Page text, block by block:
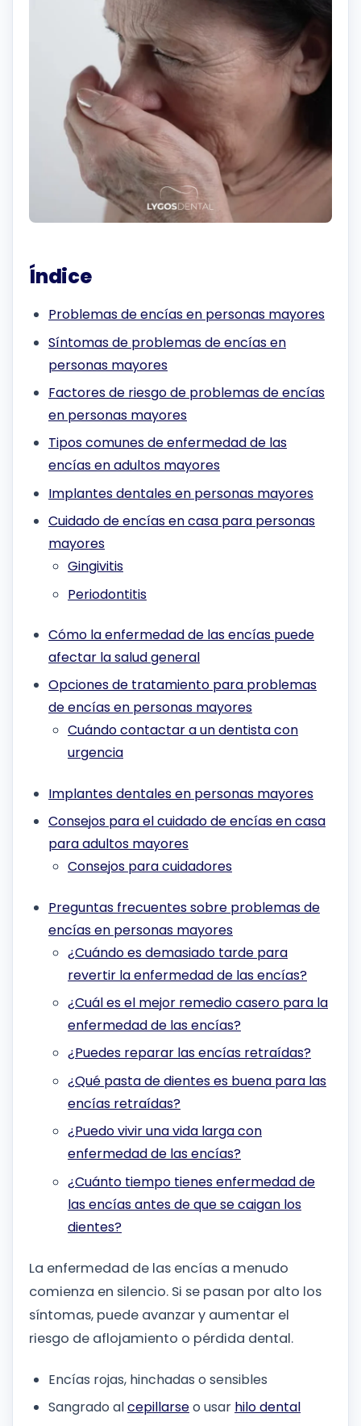
Índice
Problemas de encías en personas mayores
Síntomas de problemas de encías en
personas mayores
Factores de riesgo de problemas de encías
en personas mayores
Tipos comunes de enfermedad de las
encías en adultos mayores
Implantes dentales en personas mayores
Cuidado de encías en casa para personas
mayores
Gingivitis
Periodontitis
Cómo la enfermedad de las encías puede
afectar la salud general
Opciones de tratamiento para problemas
de encías en personas mayores
Cuándo contactar a un dentista con
urgencia
Implantes dentales en personas mayores
Consejos para el cuidado de encías en casa
para adultos mayores
Consejos para cuidadores
Preguntas frecuentes sobre problemas de
encías en personas mayores
¿Cuándo es demasiado tarde para
revertir la enfermedad de las encías?
¿Cuál es el mejor remedio casero para la
enfermedad de las encías?
¿Puedes reparar las encías retraídas?
¿Qué pasta de dientes es buena para las
encías retraídas?
¿Puedo vivir una vida larga con
enfermedad de las encías?
¿Cuánto tiempo tienes enfermedad de
las encías antes de que se caigan los
dientes?
La enfermedad de las encías a menudo
comienza en silencio. Si se pasan por alto los
síntomas, puede avanzar y aumentar el
riesgo de aflojamiento o pérdida dental.
Encías rojas, hinchadas o sensibles
Sangrado alcepillarseo usar hilo dental